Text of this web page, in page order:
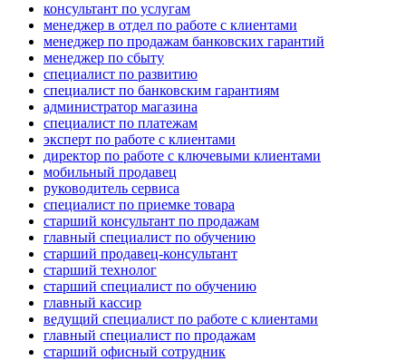
консультант по услугам
менеджер в отдел по работе с клиентами
менеджер по продажам банковских гарантий
менеджер по сбыту
специалист по развитию
специалист по банковским гарантиям
администратор магазина
специалист по платежам
эксперт по работе с клиентами
директор по работе с ключевыми клиентами
мобильный продавец
руководитель сервиса
специалист по приемке товара
старший консультант по продажам
главный специалист по обучению
старший продавец-консультант
старший технолог
старший специалист по обучению
главный кассир
ведущий специалист по работе с клиентами
главный специалист по продажам
старший офисный сотрудник